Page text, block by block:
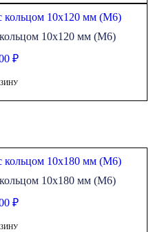
10х120 мм (М6)
₽
10х180 мм (М6)
₽